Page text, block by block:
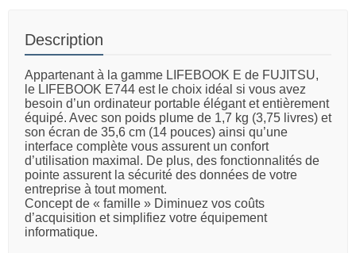
Description
Appartenant à la gamme LIFEBOOK E de FUJITSU,
le LIFEBOOK E744 est le choix idéal si vous avez
besoin d’un ordinateur portable élégant et entièrement
équipé. Avec son poids plume de 1,7 kg (3,75 livres) et
son écran de 35,6 cm (14 pouces) ainsi qu’une
interface complète vous assurent un confort
d’utilisation maximal. De plus, des fonctionnalités de
pointe assurent la sécurité des données de votre
entreprise à tout moment.
Concept de « famille » Diminuez vos coûts
d’acquisition et simplifiez votre équipement
informatique.